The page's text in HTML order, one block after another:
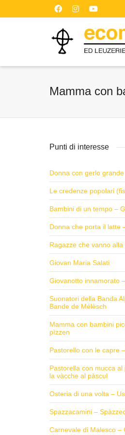
Mamma con
Punti di interesse
Donna con gerlo
Le credenze popolari
Bambini di un tempo –
Donna che porta il latte
Ragazze che vanno
Giovan Maria Salati
Giovanotto innamorato
Suonatori della Banda
Bande de Mélèsch
Mamma con bambini
pìzzen
Pastorello con le capre
Pastorella con mucca
la vàcche al pàscul
Osteria di una volta –
Spazzacamini –
Carnevale di Malesco –